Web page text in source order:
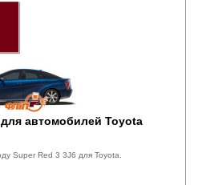
для автомобилей Toyota
Super Red 3 3J6 для Toyota.